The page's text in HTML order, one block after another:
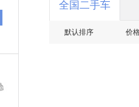
全国二手车
默认排序 价